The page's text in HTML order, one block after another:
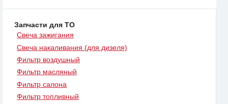
Запчасти для ТО
Свеча зажигания
Свеча накаливания (для дизеля)
Фильтр воздушный
Фильтр масляный
Фильтр салона
Фильтр топливный